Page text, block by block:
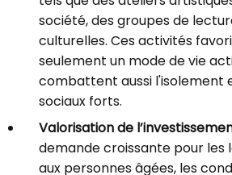
société, des groupes de
culturelles. Ces activités
seulement un mode de vie
combattent aussi l'isolement
sociaux forts.
Valorisation de
demande croissante pour les
aux personnes âgées, les